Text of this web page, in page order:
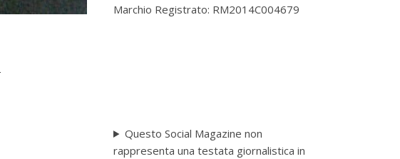
Marchio Registrato: RM2014C004679
Questo Social Magazine non
rappresenta una testata giornalistica in